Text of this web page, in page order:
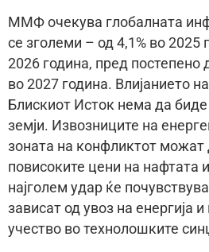
ММФ очекува глобалната
се зголеми – од 4,1% во 2025
2026 година, пред постепено
во 2027 година. Влијанието
Блискиот Исток нема да
земји. Извозниците на
зоната на конфликтот можат
повисоките цени на нафтата
најголем удар ќе
зависат од увоз на енергија
учество во технолошките